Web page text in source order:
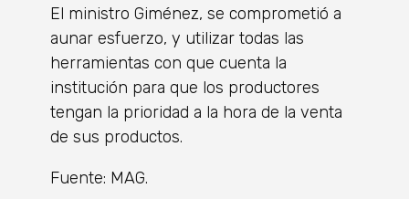
El ministro Giménez, se comprometió a
aunar esfuerzo, y utilizar todas las
herramientas con que cuenta la
institución para que los productores
tengan la prioridad a la hora de la venta
de sus productos.
Fuente: MAG.